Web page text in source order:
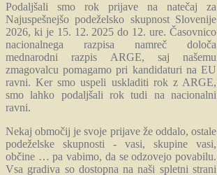
Podaljšali smo rok prijave na natečaj za
Najuspešnejšo podeželsko skupnost Slovenije
2026, ki je 15. 12. 2025 do 12. ure. Časovnico
nacionalnega razpisa namreč določa
mednarodni razpis ARGE, saj našemu
zmagovalcu pomagamo pri kandidaturi na EU
ravni. Ker smo uspeli uskladiti rok z ARGE,
smo lahko podaljšali rok tudi na nacionalni
ravni.
Nekaj območij je svoje prijave že oddalo, ostale
podeželske skupnosti - vasi, skupine vasi,
občine … pa vabimo, da se odzovejo povabilu.
Vsa gradiva so dostopna na naši spletni strani